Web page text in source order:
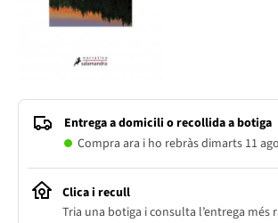
Entrega a domicili o recollida a botiga
Compra ara i ho rebràs dimarts 11
Clica i recull
Tria una botiga i consulta l’entrega més